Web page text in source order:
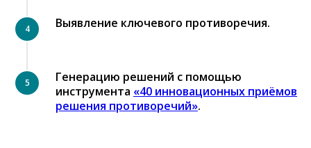
Выявление ключевого противоречия.
Генерацию решений с помощью
инструмента «40 инновационных приёмов
решения противоречий».